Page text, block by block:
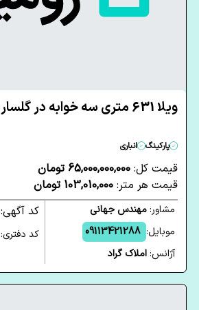
ویلا 631 متری سه خوابه در گلسار رشت
پارکینگ انباری
قیمت کل: 65,000,000,000 تومان
قیمت هر متر: 103,010,000 تومان
مشاور:مهندس جهانی
موبایل: 09113421288
آژانس:املاک گراد
کد آگهی:
کد دفتری: